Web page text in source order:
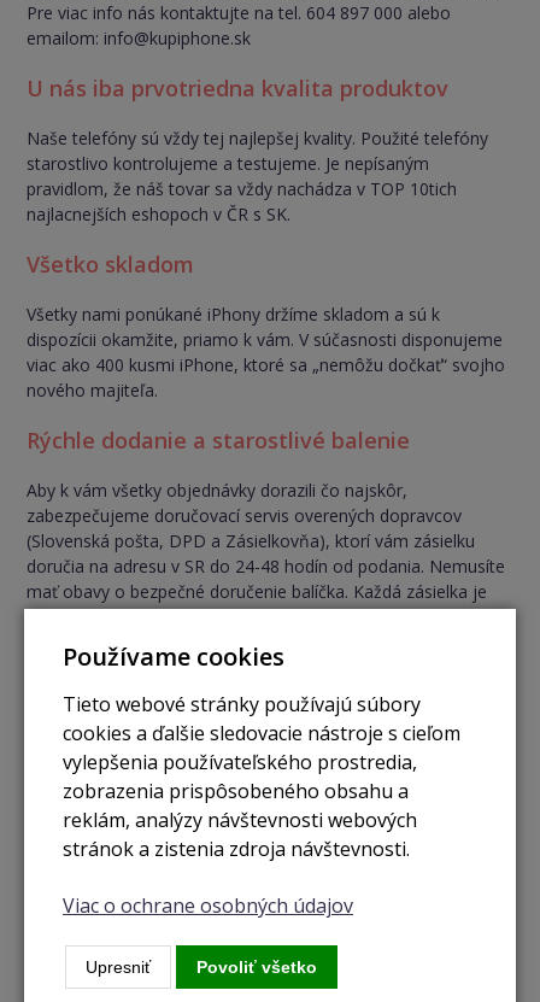
Pre viac info nás kontaktujte na tel. 604 897 000 alebo
emailom: info@kupiphone.sk
U nás iba prvotriedna kvalita produktov
Naše telefóny sú vždy tej najlepšej kvality. Použité telefóny
starostlivo kontrolujeme a testujeme. Je nepísaným
pravidlom, že náš tovar sa vždy nachádza v TOP 10tich
najlacnejších eshopoch v ČR s SK.
Všetko skladom
Všetky nami ponúkané iPhony držíme skladom a sú k
dispozícii okamžite, priamo k vám. V súčasnosti disponujeme
viac ako 400 kusmi iPhone, ktoré sa „nemôžu dočkať“ svojho
nového majiteľa.
Rýchle dodanie a starostlivé balenie
Aby k vám všetky objednávky dorazili čo najskôr,
zabezpečujeme doručovací servis overených dopravcov
(Slovenská pošta, DPD a Zásielkovňa), ktorí vám zásielku
doručia na adresu v SR do 24-48 hodín od podania. Nemusíte
mať obavy o bezpečné doručenie balíčka. Každá zásielka je
poistená a označená ako krehká. O odoslaní balíčka vás
informujeme e-mailom, nech vám nič neujde a vy sa tak
môžete tešiť na svoju objednávku. Všetky zásielky balíme
starostlivo a s láskou
Rozmaznáme si Vás
Dávame si záležať na tom, aby každý balík bol starostlivo a
dôkladne zabalený. Vnútri navyše nájdete nielen váš vysnívaný
iPhone, ale vždy aj milé prekvapenie. Ak vás zaujíma, aké čaká
práve na vás, tak poďte si vybrať a objednať svoj iPhone.
Poštovné zadarmo
Urobte si radosť a my zaplatíme dopravu za vás.
Používame cookies
Tieto webové stránky používajú súbory
cookies a ďalšie sledovacie nástroje s cieľom
vylepšenia používateľského prostredia,
zobrazenia prispôsobeného obsahu a
reklám, analýzy návštevnosti webových
stránok a zistenia zdroja návštevnosti.
Viac o ochrane osobných údajov
Upresniť Povoliť všetko